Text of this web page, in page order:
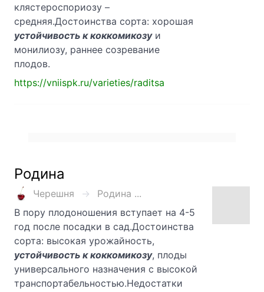
клястероспориозу –
средняя.Достоинства сорта: хорошая
устойчивость к коккомикозуи
монилиозу, раннее созревание
плодов.
https://vniispk.ru/varieties/raditsa
Родина
Черешня
Родина ...
В пору плодоношения вступает на 4-5
год после посадки в сад.Достоинства
сорта: высокая урожайность,
устойчивость к коккомикозу, плоды
универсального назначения с высокой
транспортабельностью.Недостатки